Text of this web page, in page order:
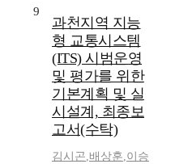
9
과천지역 지능
형 교통시스템
(ITS) 시범운영
및 평가를 위한
기본계획 및 실
시설계, 최종보
고서(수탁)
김시곤,배상훈,이승